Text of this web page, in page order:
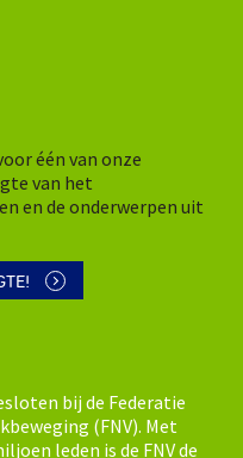
één van onze
van het
en de onderwerpen uit
bij de Federatie
(FNV). Met
leden is de FNV de